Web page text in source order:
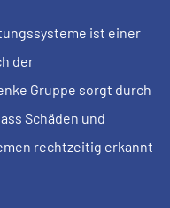
ist einer
der
Gruppe sorgt durch
Schäden und
rechtzeitig erkannt